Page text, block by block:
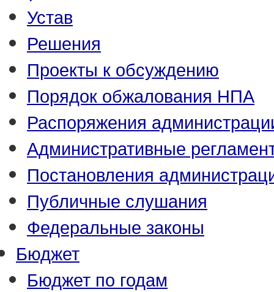
Устав
Решения
Проекты к обсуждению
Порядок обжалования НПА
Распоряжения
Административные
Постановления
Публичные слушания
Федеральные законы
Бюджет
Бюджет по годам